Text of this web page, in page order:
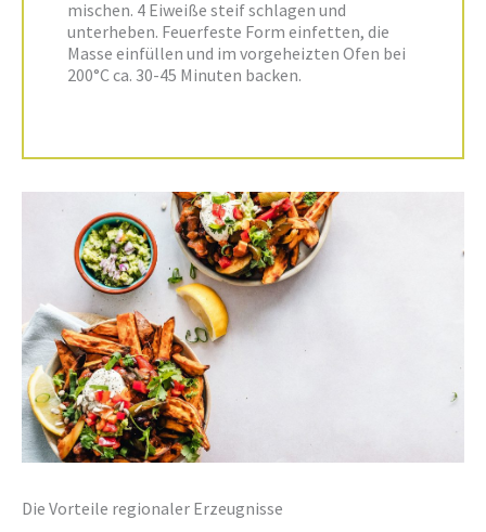
mischen. 4 Eiweiße steif schlagen und
unterheben. Feuerfeste Form einfetten, die
Masse einfüllen und im vorgeheizten Ofen bei
200°C ca. 30-45 Minuten backen.
Die Vorteile regionaler Erzeugnisse